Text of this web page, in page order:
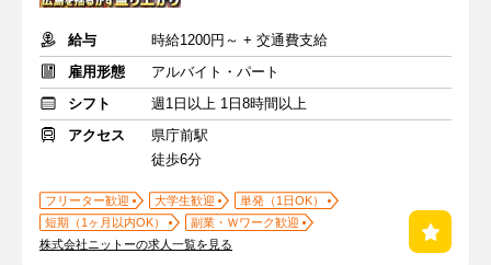
給与
時給1200円～ + 交通費支給
雇用形態
アルバイト・パート
シフト
週1日以上 1日8時間以上
アクセス
県庁前駅
徒歩6分
フリーター歓迎 大学生歓迎
単発（1日OK）
短期（1ヶ月以内OK）
副業・Ｗワーク歓迎
株式会社ニットーの求人一覧を見る